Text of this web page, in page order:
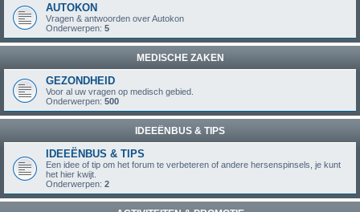
AUTOKON
Vragen & antwoorden over Autokon
Onderwerpen: 5
MEDISCHE ZAKEN
GEZONDHEID
Voor al uw vragen op medisch gebied.
Onderwerpen: 500
IDEEËNBUS & TIPS
IDEEËNBUS & TIPS
Een idee of tip om het forum te verbeteren of andere hersenspinsels, je kunt
het hier kwijt.
Onderwerpen: 2